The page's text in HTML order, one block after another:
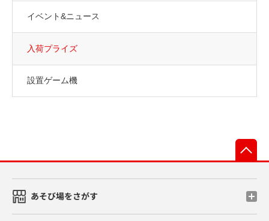
イベント&ニュース
入荷プライズ
設置ゲーム機
あそび場をさがす